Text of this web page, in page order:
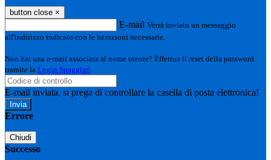
button close ×
E-mail Verrà inviato un messaggio
all'indirizzo indicato con le istruzioni necessarie.
Non hai una e-mail associata al nome utente? Effettua il reset della password
tramite la Login Spaggiari
E-mail inviata, si prega di controllare la casella di posta elettronica!
Errore
Chiudi
Successo